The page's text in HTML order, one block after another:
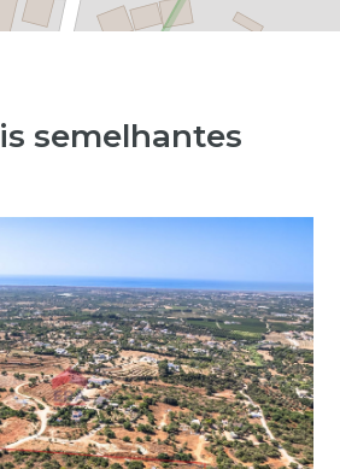
semelhantes